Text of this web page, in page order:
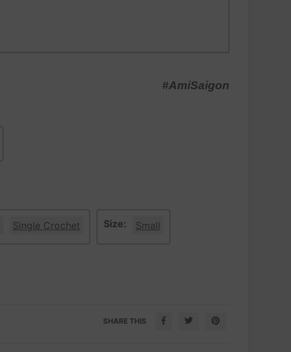
#AmiSaigon
Single Crochet Size: Small
SHARE THIS